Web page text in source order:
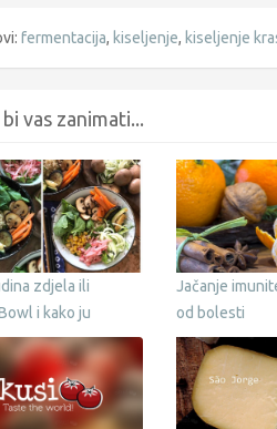
fermentacija, kiseljenje, kiseljenje
vas zanimati...
zdjela ili
i kako ju
Jačanje
od bolesti